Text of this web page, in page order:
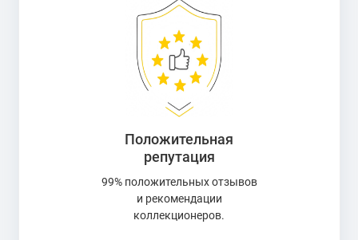
Положительная
репутация
99% положительных отзывов
и рекомендации
коллекционеров.